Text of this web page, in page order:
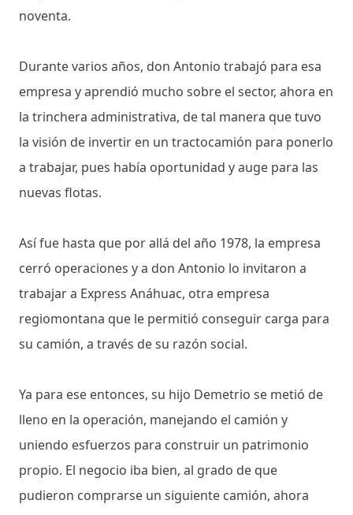
noventa.
Durante varios años, don Antonio trabajó para esa
empresa y aprendió mucho sobre el sector, ahora en
la trinchera administrativa, de tal manera que tuvo
la visión de invertir en un tractocamión para ponerlo
a trabajar, pues había oportunidad y auge para las
nuevas flotas.
Así fue hasta que por allá del año 1978, la empresa
cerró operaciones y a don Antonio lo invitaron a
trabajar a Express Anáhuac, otra empresa
regiomontana que le permitió conseguir carga para
su camión, a través de su razón social.
Ya para ese entonces, su hijo Demetrio se metió de
lleno en la operación, manejando el camión y
uniendo esfuerzos para construir un patrimonio
propio. El negocio iba bien, al grado de que
pudieron comprarse un siguiente camión, ahora